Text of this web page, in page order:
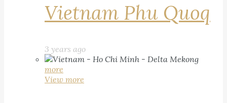
Vietnam Phu Quoq
3 years ago
more
View more